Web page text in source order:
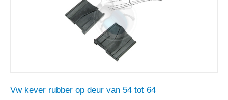
Vw kever rubber op deur van 54 tot 64